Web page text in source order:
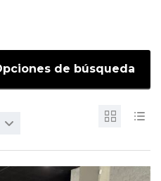
de búsqueda